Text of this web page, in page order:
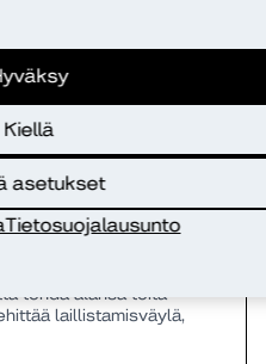
Kiellä
asetukset
Tietosuojalausunto
uutinen/tukea-eu-eta-
kehittavat-
mukana
laillistamisväylää
koordinoi
tehdä alansa töitä
laillistamisväylä,